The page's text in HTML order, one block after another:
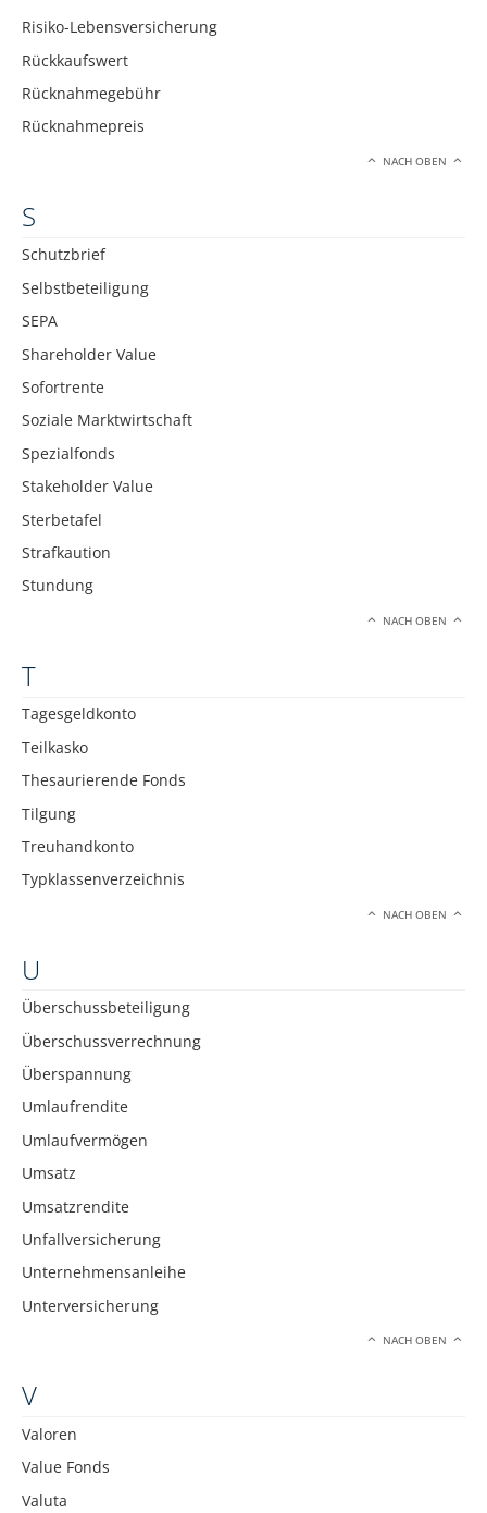
Risiko-Lebensversicherung
Rückkaufswert
Rücknahmegebühr
Rücknahmepreis
NACH OBEN
S
Schutzbrief
Selbstbeteiligung
SEPA
Shareholder Value
Sofortrente
Soziale Marktwirtschaft
Spezialfonds
Stakeholder Value
Sterbetafel
Strafkaution
Stundung
NACH OBEN
T
Tagesgeldkonto
Teilkasko
Thesaurierende Fonds
Tilgung
Treuhandkonto
Typklassenverzeichnis
NACH OBEN
U
Überschussbeteiligung
Überschussverrechnung
Überspannung
Umlaufrendite
Umlaufvermögen
Umsatz
Umsatzrendite
Unfallversicherung
Unternehmensanleihe
Unterversicherung
NACH OBEN
V
Valoren
Value Fonds
Valuta